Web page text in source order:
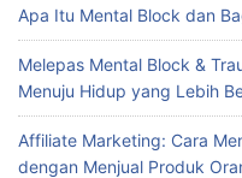
Apa Itu Mental Block dan
Melepas Mental Block &
Menuju Hidup yang Lebih
Affiliate Marketing: Cara
dengan Menjual Produk